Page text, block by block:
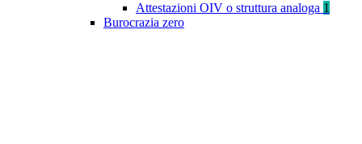
Attestazioni OIV o struttura analoga 1
Burocrazia zero